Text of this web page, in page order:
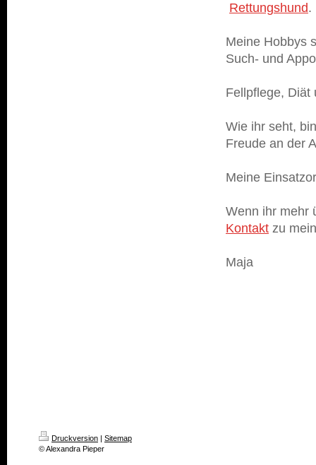
Rettungshund.
Meine Hobbys
Such- und
Fellpflege, Diät
Wie ihr seht,
Freude an der
Meine
Wenn ihr mehr
Kontakt zu
Maja
Druckversion | Sitemap
© Alexandra Pieper